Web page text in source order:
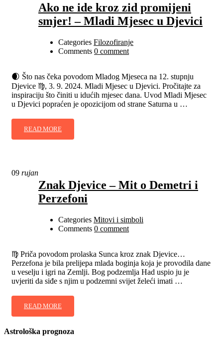
Ako ne ide kroz zid promijeni
smjer! – Mladi Mjesec u Djevici
Categories Filozofiranje
Comments 0 comment
🌒 Što nas čeka povodom Mladog Mjeseca na 12. stupnju
Djevice ♍, 3. 9. 2024. Mladi Mjesec u Djevici. Pročitajte za
inspiraciju što činiti u idućih mjesec dana. Uvod Mladi Mjesec
u Djevici popraćen je opozicijom od strane Saturna u …
READ MORE
09 rujan
Znak Djevice – Mit o Demetri i
Perzefoni
Categories Mitovi i simboli
Comments 0 comment
♍ Priča povodom prolaska Sunca kroz znak Djevice…
Perzefona je bila prelijepa mlada boginja koja je provodila dane
u veselju i igri na Zemlji. Bog podzemlja Had uspio ju je
uvjeriti da siđe s njim u podzemni svijet želeći imati …
READ MORE
Astrološka prognoza